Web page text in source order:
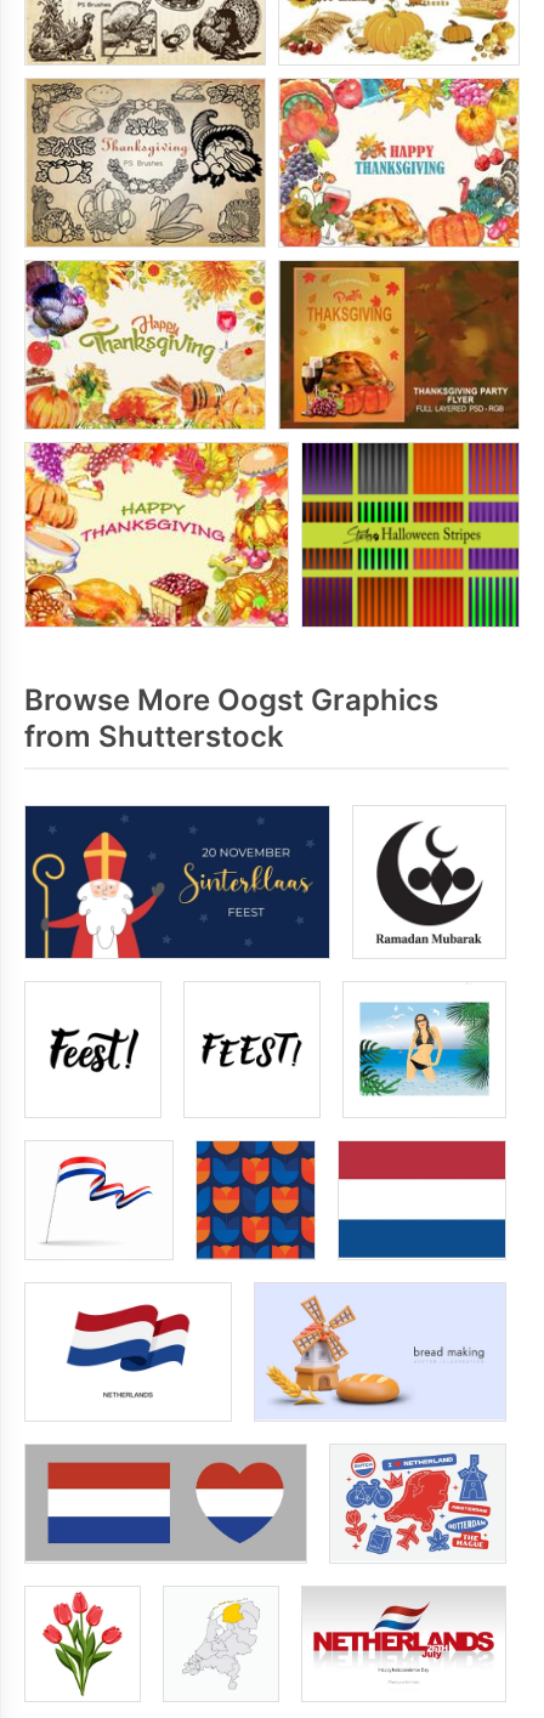
Browse More Oogst Graphics
from Shutterstock